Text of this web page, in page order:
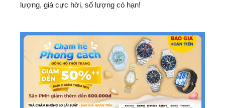
lượng, giá cực hời, số lượng có hạn!